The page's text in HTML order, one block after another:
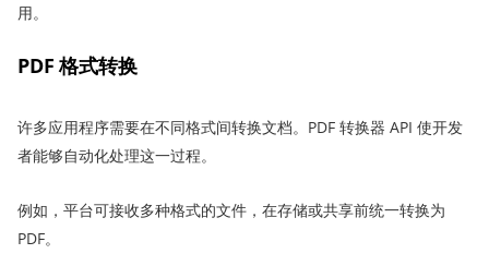
用。
PDF 格式转换
许多应用程序需要在不同格式间转换文档。PDF 转换器 API 使开发
者能够自动化处理这一过程。
例如，平台可接收多种格式的文件，在存储或共享前统一转换为
PDF。